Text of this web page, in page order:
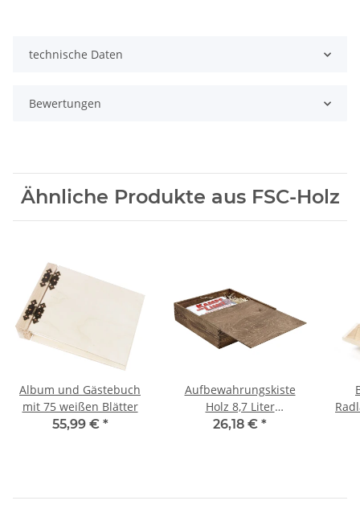
technische Daten
Bewertungen
Ähnliche Produkte aus FSC-Holz
Album und Gästebuch
mit 75 weißen Blätter
55,99 € *
Aufbewahrungskiste
Holz 8,7 Liter
Holzschachtel Buchkiste
26,18 € *